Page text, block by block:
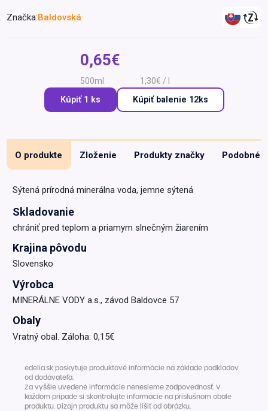
Drogéria a kozmetika
Domácnosť a kancelária
Značka:Baldovská
0,65€
500ml 1,30€ / l
Kúpiť 1 ks Kúpiťbalenie 12ks
O produkte Zloženie Produkty značky Podobné
Sýtená prírodná minerálna voda, jemne sýtená
Skladovanie
chrániť pred teplom a priamym slnečným žiarením
Krajina pôvodu
Slovensko
Výrobca
MINERÁLNE VODY a.s., závod Baldovce 57
Obaly
Vratný obal. Záloha: 0,15€
edelia.sk poskytuje produktové informácie na základe podkladov
od dodávateľa.
Za vyššie uvedené informácie nenesieme zodpovednosť. V
každom prípade si skontrolujte informácie na príslušnom obale
produktu. Dizajn produktu sa môže líšiť od obrázku.